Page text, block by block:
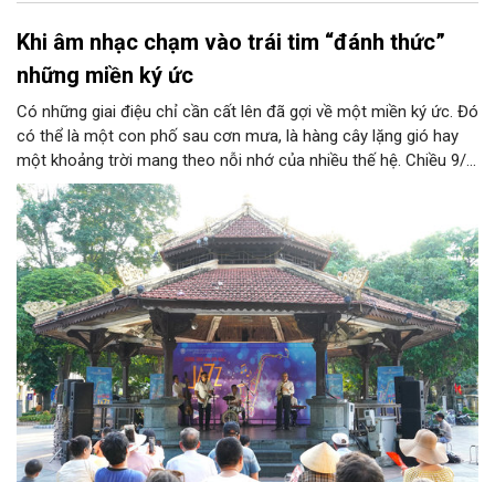
Khi âm nhạc chạm vào trái tim “đánh thức”
những miền ký ức
Có những giai điệu chỉ cần cất lên đã gợi về một miền ký ức. Đó
có thể là một con phố sau cơn mưa, là hàng cây lặng gió hay
một khoảng trời mang theo nỗi nhớ của nhiều thế hệ. Chiều 9/8,
tại Nhà Bát Giác - Vườn hoa Lý Thái Tổ, chương trình “Âm nhạc
cuối tuần” sẽ mở ra một không gian như thế, nơi mỗi tác phẩm
trở thành một lát cắt tinh tế về vẻ đẹp của con người và đời
sống.